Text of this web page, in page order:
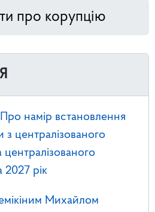
про корупцію
намір встановлення
з централізованого
2027 рік
Михайлом